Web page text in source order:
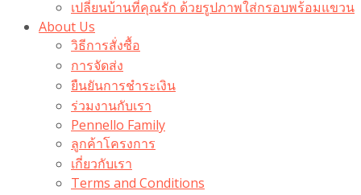
เปลี่ยนบ้านที่คุณรัก ด้วยรูปภาพใส่กรอบพร้อมแขวน​
About Us
วิธีการสั่งซื้อ
การจัดส่ง
ยืนยันการชำระเงิน
ร่วมงานกับเรา
Pennello Family
ลูกค้าโครงการ
เกี่ยวกับเรา
Terms and Conditions